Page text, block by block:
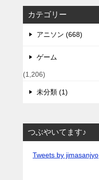
カテゴリー
アニソン (668)
ゲーム
(1,206)
未分類 (1)
つぶやいてます♪
Tweets by jimasanjyo